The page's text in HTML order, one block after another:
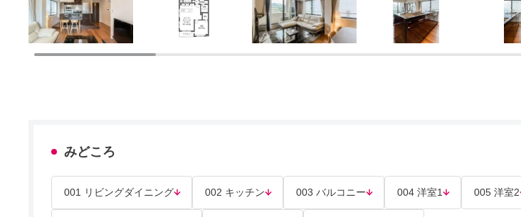
みどころ
001 リビングダイニング 002 キッチン 003 バルコニー 004 洋室1 005 洋室2